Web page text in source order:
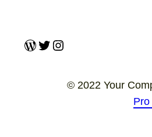
WordPress
Twitter
Instagram
© 2022 Your
Pro